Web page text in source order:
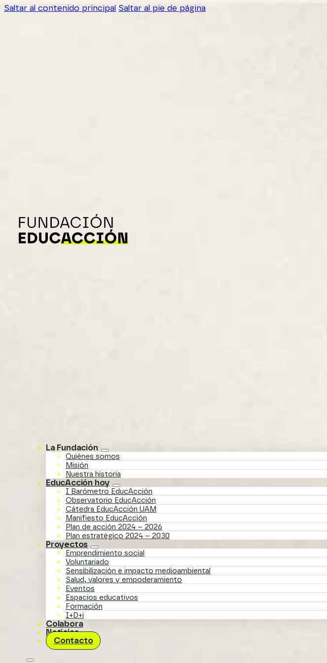
Saltar al contenido principal Saltar al pie de página
La Fundación
Quiénes somos
Misión
Nuestra historia
EducAcción hoy
I Barómetro EducAcción
Observatorio EducAcción
Cátedra EducAcción UAM
Manifiesto EducAcción
Plan de acción 2024 – 2026
Plan estratégico 2024 – 2030
Proyectos
Emprendimiento social
Voluntariado
Sensibilización e impacto medioambiental
Salud, valores y empoderamiento
Eventos
Espacios educativos
Formación
I+D+i
Colabora
Noticias
Contacto